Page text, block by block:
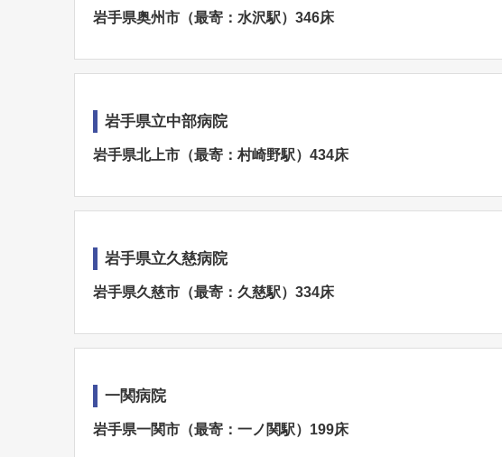
岩手県奥州市（最寄：水沢駅）346床
岩手県立中部病院
岩手県北上市（最寄：村崎野駅）434床
岩手県立久慈病院
岩手県久慈市（最寄：久慈駅）334床
一関病院
岩手県一関市（最寄：一ノ関駅）199床